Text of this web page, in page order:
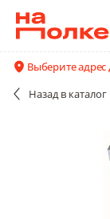
Выберите адрес
Назад в каталог